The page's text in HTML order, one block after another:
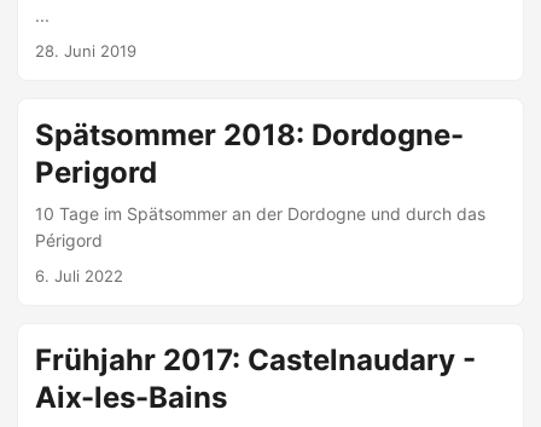
...
28. Juni 2019
Spätsommer 2018: Dordogne-
Perigord
10 Tage im Spätsommer an der Dordogne und durch das
Périgord
6. Juli 2022
Frühjahr 2017: Castelnaudary -
Aix-les-Bains